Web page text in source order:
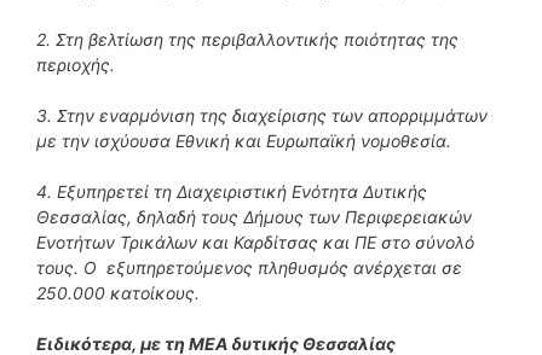
2. Στη βελτίωση της περιβαλλοντικής ποιότητας της
περιοχής.
3. Στην εναρμόνιση της διαχείρισης των απορριμμάτων
με την ισχύουσα Εθνική και Ευρωπαϊκή νομοθεσία.
4. Εξυπηρετεί τη Διαχειριστική Ενότητα Δυτικής
Θεσσαλίας, δηλαδή τους Δήμους των Περιφερειακών
Ενοτήτων Τρικάλων και Καρδίτσας και ΠΕ στο σύνολό
τους. Ο εξυπηρετούμενος πληθυσμός ανέρχεται σε
250.000 κατοίκους.
Ειδικότερα, με τη ΜΕΑ δυτικής Θεσσαλίας